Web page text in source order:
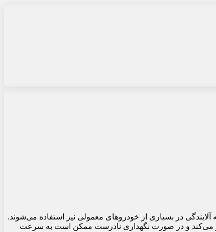
در بسیاری از خودروهای معمولی نیز استفاده می‌شوند.
کار می‌کند و در صورت نگهداری نادرست ممکن است به سرعت